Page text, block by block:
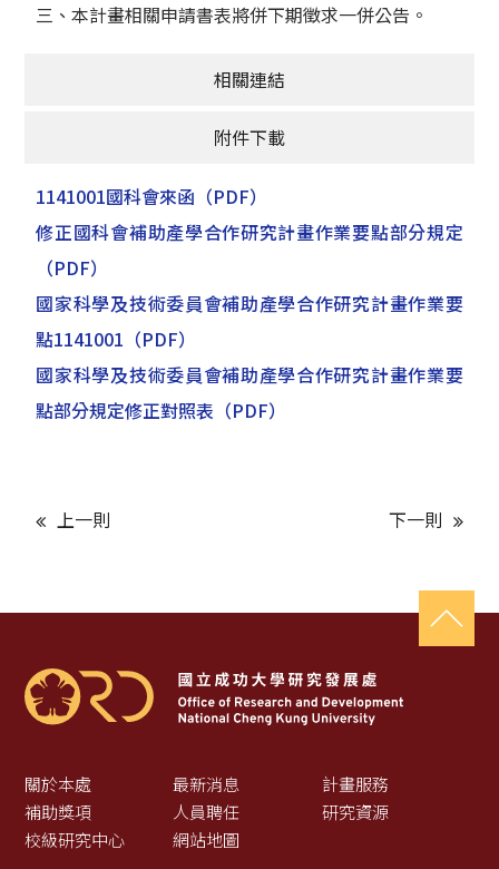
三、本計畫相關申請書表將併下期徵求一併公告。
相關連結
附件下載
1141001國科會來函 （PDF）
修正國科會補助產學合作研究計畫作業要點部分規定
（PDF）
國家科學及技術委員會補助產學合作研究計畫作業要
點1141001 （PDF）
國家科學及技術委員會補助產學合作研究計畫作業要
點部分規定修正對照表 （PDF）
上一則 下一則
關於本處 最新消息
計畫服務
補助獎項
人員聘任
研究資源
校級研究中心
網站地圖